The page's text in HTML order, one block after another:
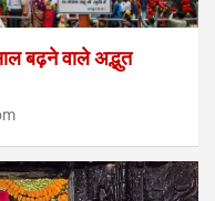
बढ़ने वाले अद्भुत